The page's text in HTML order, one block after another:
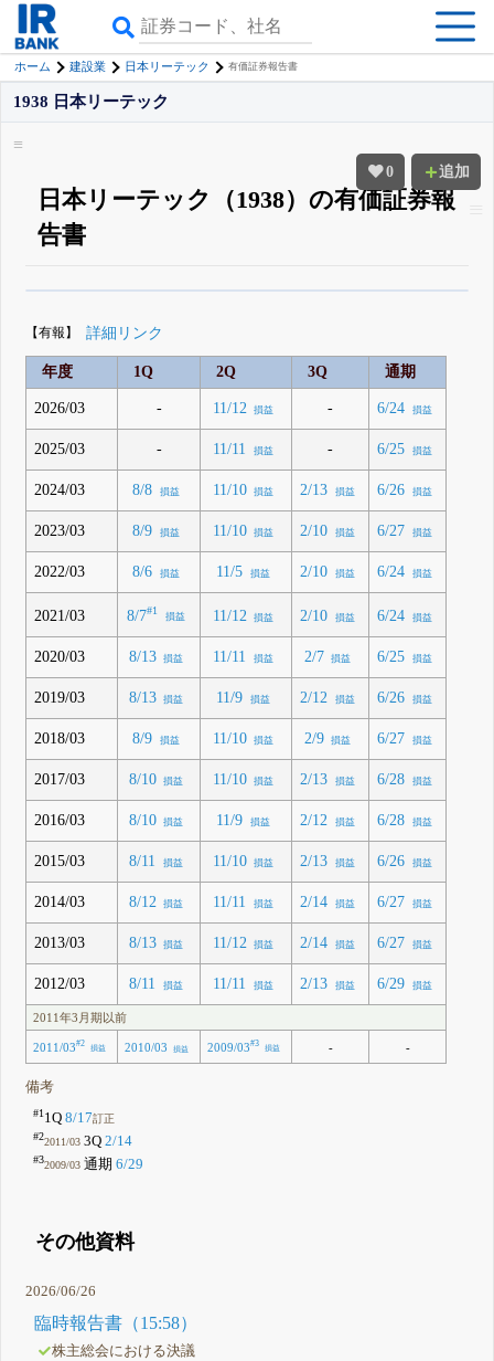
ホーム 建設業 日本リーテック 有価証券報告書
0 追加
1938 日本リーテック
日本リーテック（1938）の有価証券報
告書
詳しく見られる無料でβ版をはじめる
登録すると永久30%OFFと米株版の先行利用も付きます
【有報】 詳細リンク
年度 1Q 2Q 3Q 通期
2026/03 - 11/12 損益 - 6/24 損益
2025/03 - 11/11 損益 - 6/25 損益
2024/03 8/8 損益 11/10 損益 2/13 損益 6/26 損益
2023/03 8/9 損益 11/10 損益 2/10 損益 6/27 損益
2022/03 8/6 損益 11/5 損益 2/10 損益 6/24 損益
2021/03 8/7#1
損益 11/12 損益 2/10 損益 6/24 損益
2020/03 8/13 損益 11/11 損益 2/7 損益 6/25 損益
2019/03 8/13 損益 11/9 損益 2/12 損益 6/26 損益
2018/03 8/9 損益 11/10 損益 2/9 損益 6/27 損益
2017/03 8/10 損益 11/10 損益 2/13 損益 6/28 損益
2016/03 8/10 損益 11/9 損益 2/12 損益 6/28 損益
2015/03 8/11 損益 11/10 損益 2/13 損益 6/26 損益
2014/03 8/12 損益 11/11 損益 2/14 損益 6/27 損益
2013/03 8/13 損益 11/12 損益 2/14 損益 6/27 損益
2012/03 8/11 損益 11/11 損益 2/13 損益 6/29 損益
2011年3月期以前
2011/03#2
損益 2010/03 損益 2009/03#3
損益 - -
備考
#11Q 8/17訂正
#22011/033Q 2/14
#32009/03通期 6/29
その他資料
2026/06/26
臨時報告書（15:58）
株主総会における決議